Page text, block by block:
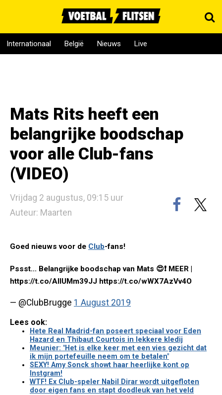
Internationaal België Nieuws Live
Mats Rits heeft een
belangrijke boodschap
voor alle Club-fans
(VIDEO)
Vrijdag 2 augustus, 09:15 uur
Auteur: Maarten
Goed nieuws voor de Club-fans!
Pssst... Belangrijke boodschap van Mats 😍❗ MEER |
https://t.co/AllUMm39JJ https://t.co/wWX7AzVv4O
— @ClubBrugge 1 August 2019
Lees ook:
Hete Real Madrid-fan poseert speciaal voor Eden
Hazard en Thibaut Courtois in lekkere kledij
Meunier: "Het is elke keer met een vies gezicht dat
ik mijn portefeuille neem om te betalen"
SEXY! Amy Sonck showt haar heerlijke kont op
Instgram!
WTF! Ex Club-speler Nabil Dirar wordt uitgefloten
door eigen fans en stapt doodleuk van het veld